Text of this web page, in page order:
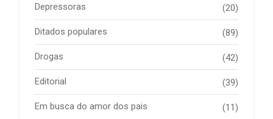
Depressoras (20)
Ditados populares (89)
Drogas (42)
Editorial (39)
Em busca do amor dos pais (11)